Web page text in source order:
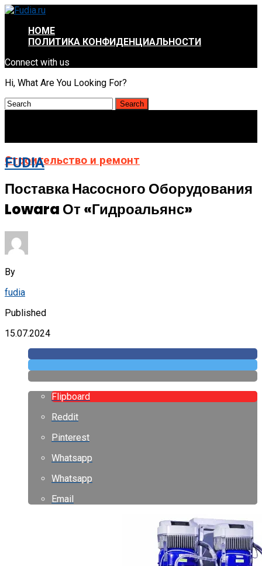
HOME
ПОЛИТИКА КОНФИДЕНЦИАЛЬНОСТИ
Connect with us
Hi, What Are You Looking For?
FUDIA
Строительство и ремонт
Поставка Насосного Оборудования
Lowara От «Гидроальянс»
By
fudia
Published
15.07.2024
Flipboard
Reddit
Pinterest
Whatsapp
Whatsapp
Email